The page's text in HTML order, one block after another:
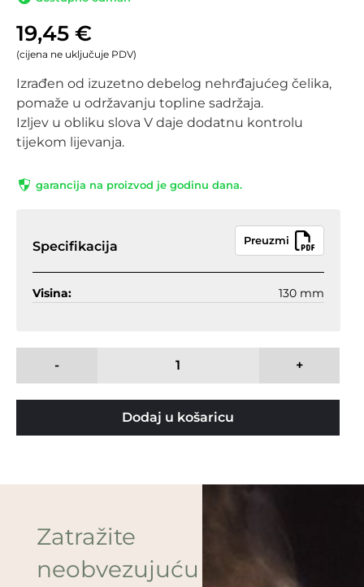
19,45 €
(cijena ne uključuje PDV)
Izrađen od izuzetno debelog nehrđajućeg čelika,
pomaže u održavanju topline sadržaja.
Izljev u obliku slova V daje dodatnu kontrolu
tijekom lijevanja.
garancija na proizvod je godinu dana.
Specifikacija Preuzmi
Visina: 130 mm
- +
Dodaj u košaricu
Zatražite
neobvezujuću